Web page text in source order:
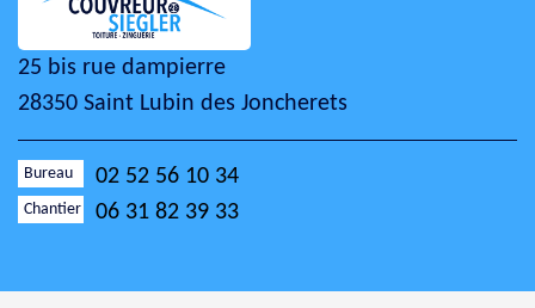
25 bis rue dampierre
28350 Saint Lubin des Joncherets
Bureau 02 52 56 10 34
Chantier 06 31 82 39 33